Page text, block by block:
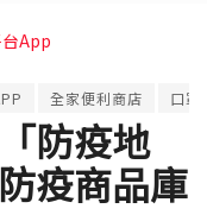
App
全家便利商店 口罩
防疫地
疫商品庫